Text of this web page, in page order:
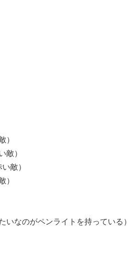
）
敵）
敵）
）
いなのがペンライトを持っている）